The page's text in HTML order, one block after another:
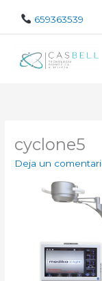
contenido
659363539
cyclone5
Deja un